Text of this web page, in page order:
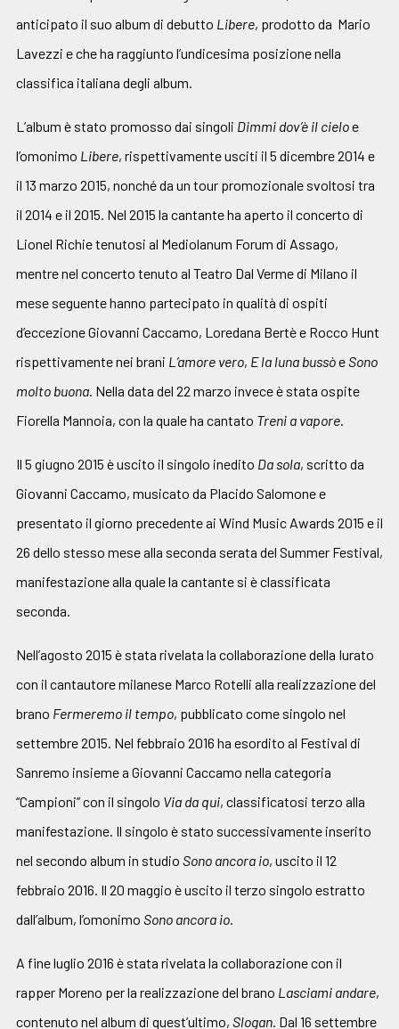
anticipato il suo album di debutto Libere, prodotto da Mario
Lavezzi e che ha raggiunto l’undicesima posizione nella
classifica italiana degli album.
L’album è stato promosso dai singoli Dimmi dov’è il cieloe
l’omonimo Libere, rispettivamente usciti il 5 dicembre 2014 e
il 13 marzo 2015, nonché da un tour promozionale svoltosi tra
il 2014 e il 2015. Nel 2015 la cantante ha aperto il concerto di
Lionel Richie tenutosi al Mediolanum Forum di Assago,
mentre nel concerto tenuto al Teatro Dal Verme di Milano il
mese seguente hanno partecipato in qualità di ospiti
d’eccezione Giovanni Caccamo, Loredana Bertè e Rocco Hunt
rispettivamente nei brani L’amore vero, E la luna bussòeSono
molto buona . Nella data del 22 marzo invece è stata ospite
Fiorella Mannoia, con la quale ha cantato Treni a vapore
Il 5 giugno 2015 è uscito il singolo inedito Da sola, scritto da
Giovanni Caccamo, musicato da Placido Salomone e
presentato il giorno precedente ai Wind Music Awards 2015 e il
26 dello stesso mese alla seconda serata del Summer Festival,
manifestazione alla quale la cantante si è classificata
seconda.
Nell’agosto 2015 è stata rivelata la collaborazione della Iurato
con il cantautore milanese Marco Rotelli alla realizzazione del
brano Fermeremo il tempo, pubblicato come singolo nel
settembre 2015. Nel febbraio 2016 ha esordito al Festival di
Sanremo insieme a Giovanni Caccamo nella categoria
“Campioni” con il singolo Via da qui, classificatosi terzo alla
manifestazione. Il singolo è stato successivamente inserito
nel secondo album in studio Sono ancora io, uscito il 12
febbraio 2016. Il 20 maggio è uscito il terzo singolo estratto
dall’album, l’omonimo Sono ancora io
A fine luglio 2016 è stata rivelata la collaborazione con il
rapper Moreno per la realizzazione del brano Lasciami andare,
contenuto nel album di quest’ultimo, Slogan . Dal 16 settembre